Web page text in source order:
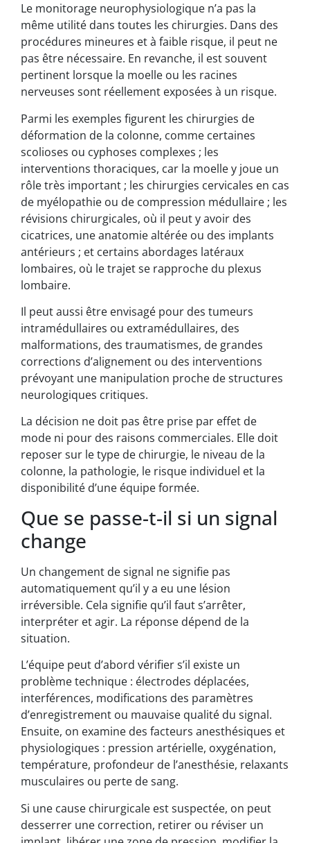
Le monitorage neurophysiologique n’a pas la
même utilité dans toutes les chirurgies. Dans des
procédures mineures et à faible risque, il peut ne
pas être nécessaire. En revanche, il est souvent
pertinent lorsque la moelle ou les racines
nerveuses sont réellement exposées à un risque.
Parmi les exemples figurent les chirurgies de
déformation de la colonne, comme certaines
scolioses ou cyphoses complexes ; les
interventions thoraciques, car la moelle y joue un
rôle très important ; les chirurgies cervicales en cas
de myélopathie ou de compression médullaire ; les
révisions chirurgicales, où il peut y avoir des
cicatrices, une anatomie altérée ou des implants
antérieurs ; et certains abordages latéraux
lombaires, où le trajet se rapproche du plexus
lombaire.
Il peut aussi être envisagé pour des tumeurs
intramédullaires ou extramédullaires, des
malformations, des traumatismes, de grandes
corrections d’alignement ou des interventions
prévoyant une manipulation proche de structures
neurologiques critiques.
La décision ne doit pas être prise par effet de
mode ni pour des raisons commerciales. Elle doit
reposer sur le type de chirurgie, le niveau de la
colonne, la pathologie, le risque individuel et la
disponibilité d’une équipe formée.
Que se passe-t-il si un signal
change
Un changement de signal ne signifie pas
automatiquement qu’il y a eu une lésion
irréversible. Cela signifie qu’il faut s’arrêter,
interpréter et agir. La réponse dépend de la
situation.
L’équipe peut d’abord vérifier s’il existe un
problème technique : électrodes déplacées,
interférences, modifications des paramètres
d’enregistrement ou mauvaise qualité du signal.
Ensuite, on examine des facteurs anesthésiques et
physiologiques : pression artérielle, oxygénation,
température, profondeur de l’anesthésie, relaxants
musculaires ou perte de sang.
Si une cause chirurgicale est suspectée, on peut
desserrer une correction, retirer ou réviser un